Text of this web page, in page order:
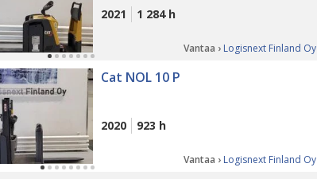
2021 1 284 h
Vantaa › Logisnext Finland Oy
Cat NOL 10 P
2020 923 h
Vantaa › Logisnext Finland Oy